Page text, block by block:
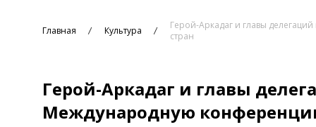
Сотрудничество
Главная Культура
Герой-Аркадаг и главы
стран
Герой-Аркадаг и главы
Международную